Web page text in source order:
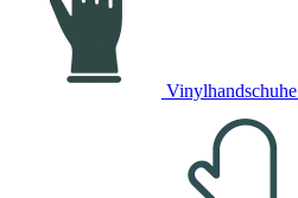
Vinylhandschuhe